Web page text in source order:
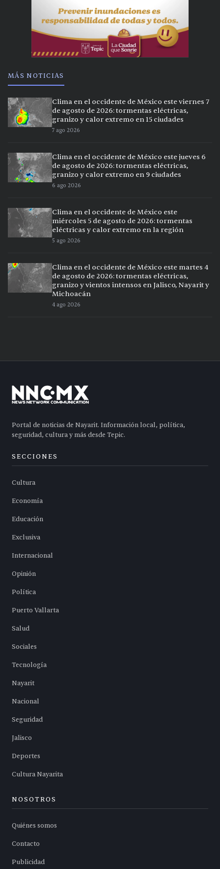
MÁS NOTICIAS
Clima en el occidente de México este viernes 7
de agosto de 2026: tormentas eléctricas,
granizo y calor extremo en 15 ciudades
7 ago 2026
Clima en el occidente de México este jueves 6
de agosto de 2026: tormentas eléctricas,
granizo y calor extremo en 9 ciudades
6 ago 2026
Clima en el occidente de México este
miércoles 5 de agosto de 2026: tormentas
eléctricas y calor extremo en la región
5 ago 2026
Clima en el occidente de México este martes 4
de agosto de 2026: tormentas eléctricas,
granizo y vientos intensos en Jalisco, Nayarit y
Michoacán
4 ago 2026
Portal de noticias de Nayarit. Información local, política,
seguridad, cultura y más desde Tepic.
SECCIONES
Cultura
Economía
Educación
Exclusiva
Internacional
Opinión
Política
Puerto Vallarta
Salud
Sociales
Tecnología
Nayarit
Nacional
Seguridad
Jalisco
Deportes
Cultura Nayarita
NOSOTROS
Quiénes somos
Contacto
Publicidad